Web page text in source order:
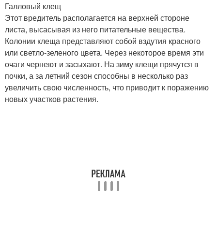
Галловый клещ
Этот вредитель располагается на верхней стороне
листа, высасывая из него питательные вещества.
Колонии клеща представляют собой вздутия красного
или светло-зеленого цвета. Через некоторое время эти
очаги чернеют и засыхают. На зиму клещи прячутся в
почки, а за летний сезон способны в несколько раз
увеличить свою численность, что приводит к поражению
новых участков растения.